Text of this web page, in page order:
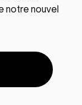
notre nouvel